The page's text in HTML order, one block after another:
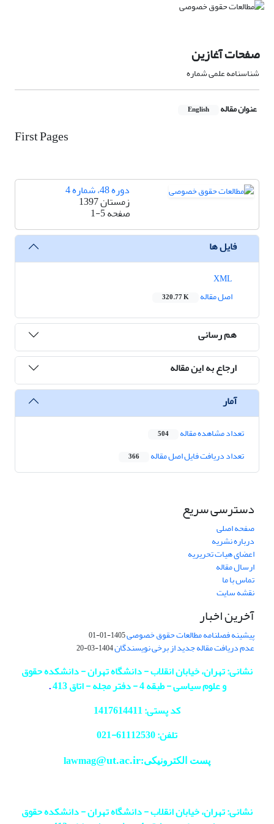
صفحات آغازین
شناسنامه علمی شماره
عنوان مقاله English
First Pages
دوره 48، شماره 4
زمستان 1397
صفحه1-5
فایل ها
اصل مقاله
320.77 K
هم رسانی
ارجاع به این مقاله
آمار
تعداد مشاهده مقاله 504
تعداد دریافت فایل اصل مقاله 366
دسترسی سریع
صفحه اصلی
درباره نشریه
اعضای هیات تحریریه
ارسال مقاله
تماس با ما
نقشه سایت
آخرین اخبار
پیشینه فصلنامه مطالعات حقوق خصوصی1405-01-01
عدم دریافت مقاله جدید از برخی نویسندگان1404-03-20
نشانی: تهران، خیابان انقلاب - دانشگاه تهران - دانشکده حقوق
و علوم سیاسی - طبقه 4 - دفتر مجله - اتاق 413
.
کد پستی: 1417614411
تلفن: 61112530-
021
پست الکترونیکی:lawmag@ut.ac.ir
نشانی: تهران، خیابان انقلاب - دانشگاه تهران - دانشکده حقوق